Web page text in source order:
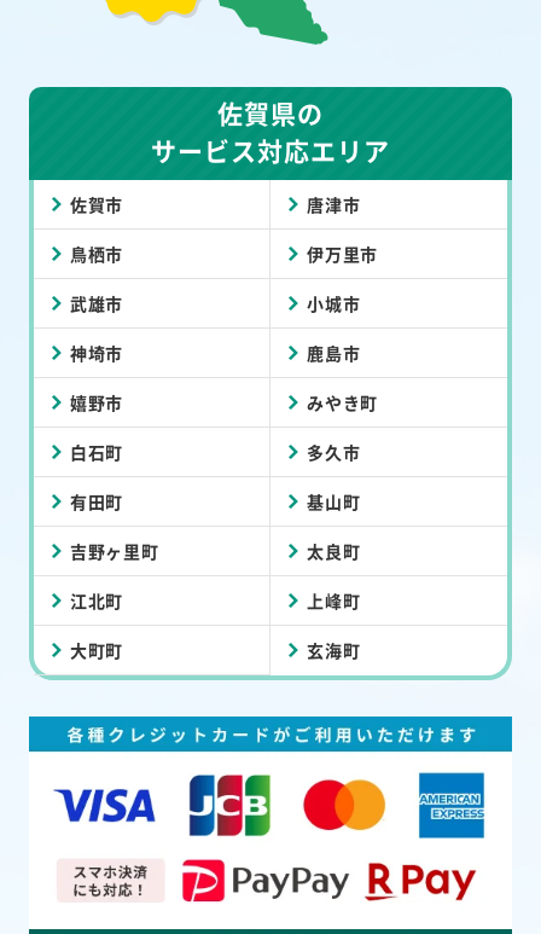
佐賀県の
サービス対応エリア
佐賀市 唐津市
鳥栖市 伊万里市
武雄市 小城市
神埼市 鹿島市
嬉野市 みやき町
白石町 多久市
有田町 基山町
吉野ヶ里町 太良町
江北町 上峰町
大町町 玄海町